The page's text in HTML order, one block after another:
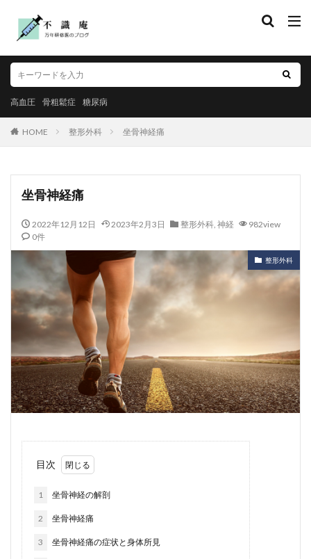
高血圧 骨粗鬆症 糖尿病
HOME 整形外科 坐骨神経痛
坐骨神経痛
2022年12月12日 2023年2月3日 整形外科, 神経
982view
0件
整形外科
目次
1 坐骨神経の解剖
2 坐骨神経痛
3 坐骨神経痛の症状と身体所見